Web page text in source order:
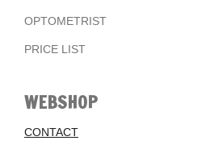
OPTOMETRIST
PRICE LIST
WEBSHOP
CONTACT